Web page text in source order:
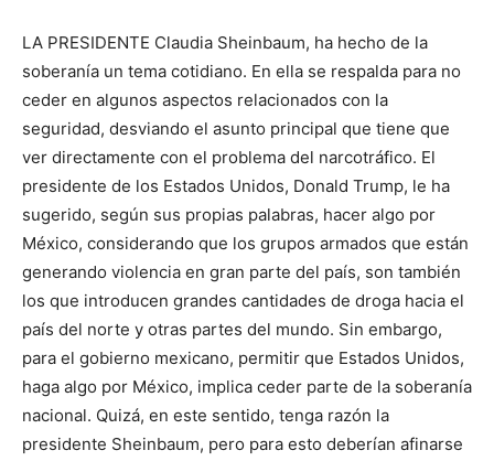
LA PRESIDENTE Claudia Sheinbaum, ha hecho de la
soberanía un tema cotidiano. En ella se respalda para no
ceder en algunos aspectos relacionados con la
seguridad, desviando el asunto principal que tiene que
ver directamente con el problema del narcotráfico. El
presidente de los Estados Unidos, Donald Trump, le ha
sugerido, según sus propias palabras, hacer algo por
México, considerando que los grupos armados que están
generando violencia en gran parte del país, son también
los que introducen grandes cantidades de droga hacia el
país del norte y otras partes del mundo. Sin embargo,
para el gobierno mexicano, permitir que Estados Unidos,
haga algo por México, implica ceder parte de la soberanía
nacional. Quizá, en este sentido, tenga razón la
presidente Sheinbaum, pero para esto deberían afinarse